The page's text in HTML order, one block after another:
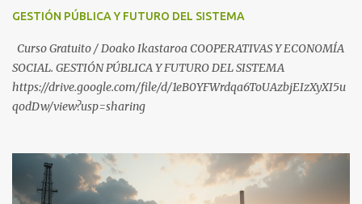
https://whatsapp.com/channel/0029VbBW56k0LKZJWzQyoE1T
SÍGUENOS EN YOUTUBE: https://www.youtube.com/@ekaicenter?
sub_confirmation=1
GESTIÓN PÚBLICA Y FUTURO DEL SISTEMA
Curso Gratuito / Doako Ikastaroa COOPERATIVAS Y ECONOMÍA
SOCIAL. GESTIÓN PÚBLICA Y FUTURO DEL SISTEMA
https://drive.google.com/file/d/1eB0YFWrdqa6ToUAzbjEIzXyXI5u
qodDw/view?usp=sharing